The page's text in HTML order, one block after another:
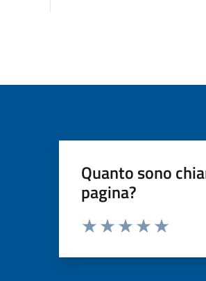
Quanto sono
pagina?
Valuta da 1 a 5 stelle la pagina